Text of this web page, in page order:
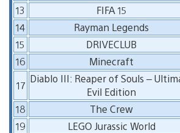
13
FIFA 15
14
Rayman Legends
15
DRIVECLUB
16
Minecraft
17
Diablo III: Reaper of Souls –
Evil Edition
18
The Crew
19
LEGO Jurassic World